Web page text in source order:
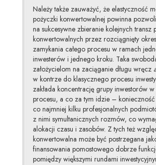
Należy także zauważyć, że elastyczność
pożyczki konwertowalnej powinna
na sukcesywne zbieranie kolejnych transz
konwertowalnych przez rozciągnięty
zamykania całego procesu w ramach
inwesterów i jednego kroku. Taka
założycielom na zaciąganie długu wręcz
w kontrze do klasycznego procesu
zakłada koncentrację grupy inwestorów
procesu, a co za tym idzie –
co najmniej kilku profesjonalnych
z nimi symultanicznych rozmów, co
alokacji czasu i zasobów. Z tych też
konwertowalna może być postrzegana
finansowania pomostowego dobrze
pomiędzy większymi rundami